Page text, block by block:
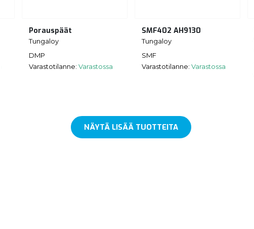
Porauspäät
Tungaloy
DMP
Varastotilanne: Varastossa
SMF402 AH9130
Tungaloy
SMF
Varastotilanne: Varastossa
NÄYTÄ LISÄÄ TUOTTEITA